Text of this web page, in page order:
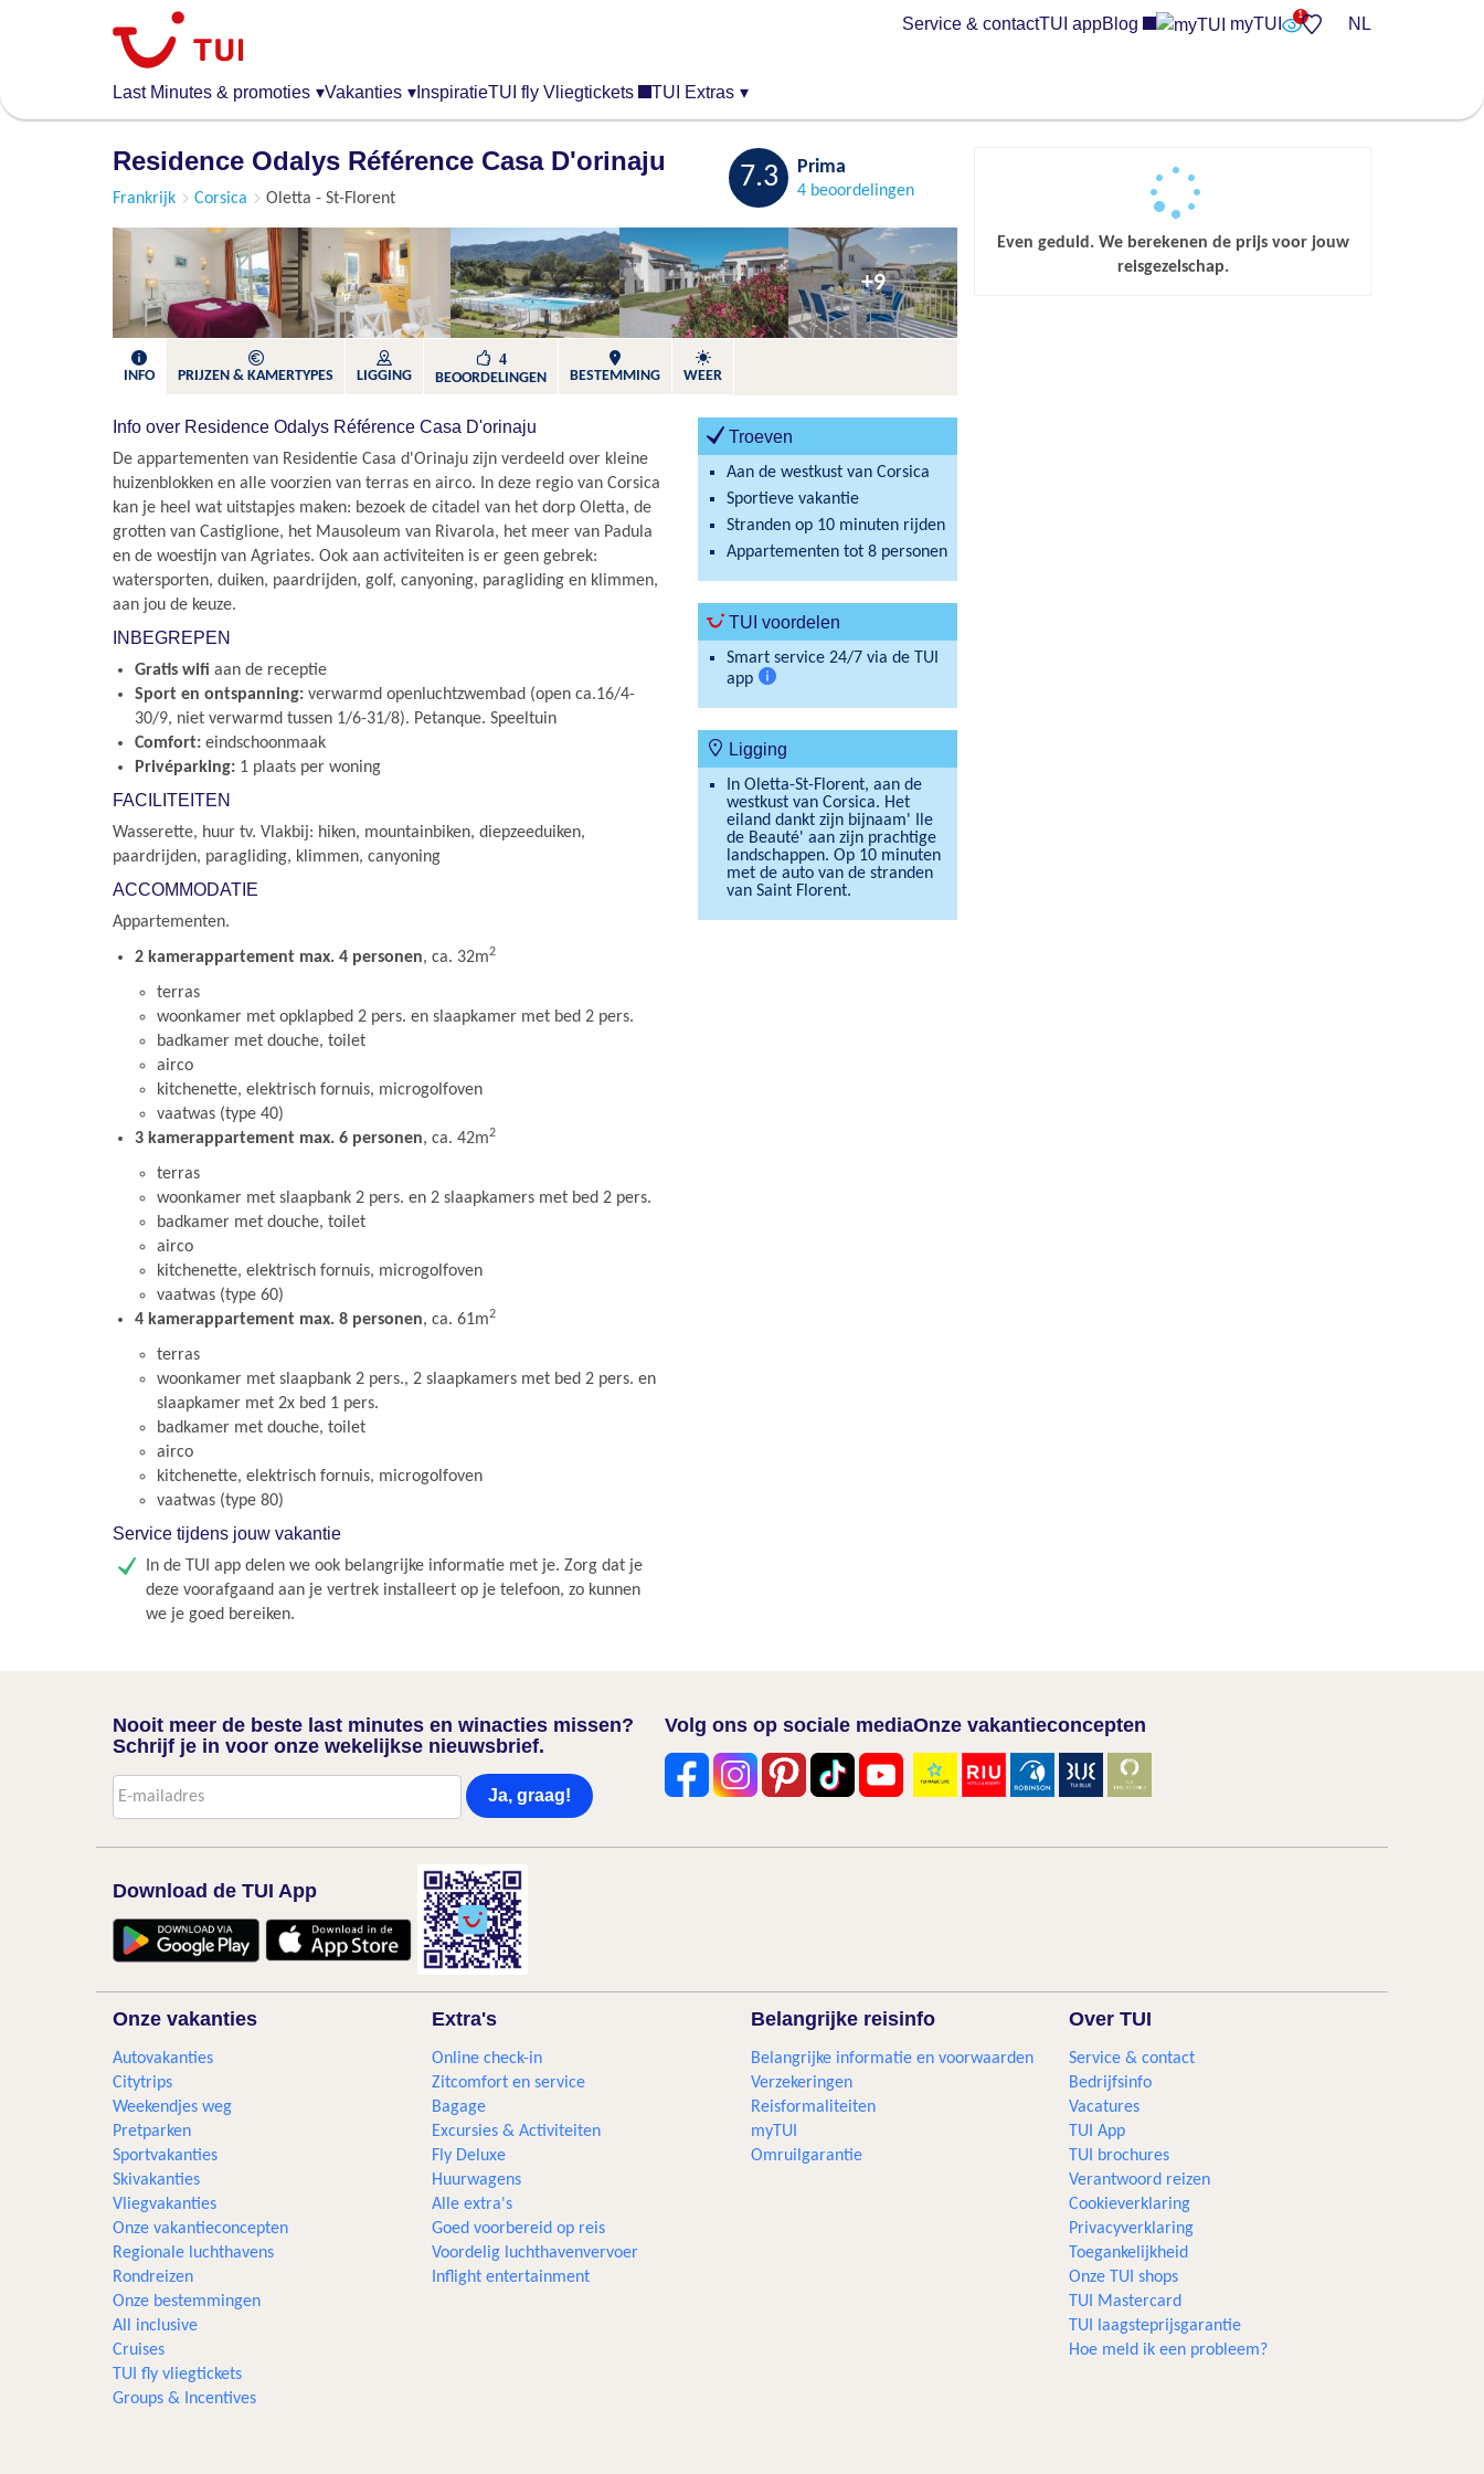
algemene
Last Minutes & promoties ▾Vakanties ▾ InspiratieTUI fly Vliegtickets TUI Extras ▾
Service & contactTUI appBlog myTUI NL
Residence Odalys Référence Casa D'orinaju
Frankrijk Corsica Oletta - St-Florent
7.3 Prima
4 beoordelingen
+9
INFO PRIJZEN & KAMERTYPES LIGGING
4
BEOORDELINGEN
BESTEMMING WEER
Info over Residence Odalys Référence Casa D'orinaju
De appartementen van Residentie Casa d'Orinaju zijn verdeeld over kleine
huizenblokken en alle voorzien van terras en airco. In deze regio van Corsica
kan je heel wat uitstapjes maken: bezoek de citadel van het dorp Oletta, de
grotten van Castiglione, het Mausoleum van Rivarola, het meer van Padula
en de woestijn van Agriates. Ook aan activiteiten is er geen gebrek:
watersporten, duiken, paardrijden, golf, canyoning, paragliding en klimmen,
aan jou de keuze.
INBEGREPEN
Gratis wifi aan de receptie
Sport en ontspanning: verwarmd openluchtzwembad (open ca.16/4-
30/9, niet verwarmd tussen 1/6-31/8). Petanque. Speeltuin
Comfort: eindschoonmaak
Privéparking: 1 plaats per woning
FACILITEITEN
Wasserette, huur tv. Vlakbij: hiken, mountainbiken, diepzeeduiken,
paardrijden, paragliding, klimmen, canyoning
ACCOMMODATIE
Appartementen.
2 kamerappartement max. 4 personen, ca. 32m2
terras
woonkamer met opklapbed 2 pers. en slaapkamer met bed 2 pers.
badkamer met douche, toilet
airco
kitchenette, elektrisch fornuis, microgolfoven
vaatwas (type 40)
3 kamerappartement max. 6 personen, ca. 42m2
terras
woonkamer met slaapbank 2 pers. en 2 slaapkamers met bed 2 pers.
badkamer met douche, toilet
airco
kitchenette, elektrisch fornuis, microgolfoven
vaatwas (type 60)
4 kamerappartement max. 8 personen, ca. 61m2
terras
woonkamer met slaapbank 2 pers., 2 slaapkamers met bed 2 pers. en
slaapkamer met 2x bed 1 pers.
badkamer met douche, toilet
airco
kitchenette, elektrisch fornuis, microgolfoven
vaatwas (type 80)
Service tijdens jouw vakantie
In de TUI app delen we ook belangrijke informatie met je. Zorg dat je
deze voorafgaand aan je vertrek installeert op je telefoon, zo kunnen
we je goed bereiken.
Troeven
Aan de westkust van Corsica
Sportieve vakantie
Stranden op 10 minuten rijden
Appartementen tot 8 personen
TUI voordelen
Smart service 24/7 via de TUI
app
Ligging
In Oletta-St-Florent, aan de
westkust van Corsica. Het
eiland dankt zijn bijnaam' Ile
de Beauté' aan zijn prachtige
landschappen. Op 10 minuten
met de auto van de stranden
van Saint Florent.
Even geduld. We berekenen de prijs voor jouw
reisgezelschap.
Nooit meer de beste last minutes en winacties missen?
Schrijf je in voor onze wekelijkse nieuwsbrief.
Ja, graag!
Volg ons op sociale mediaOnze vakantieconcepten
Download de TUI App
Onze vakanties
Autovakanties
Citytrips
Weekendjes weg
Pretparken
Sportvakanties
Skivakanties
Vliegvakanties
Onze vakantieconcepten
Regionale luchthavens
Rondreizen
Onze bestemmingen
All inclusive
Cruises
TUI fly vliegtickets
Groups & Incentives
Extra's
Online check-in
Zitcomfort en service
Bagage
Excursies & Activiteiten
Fly Deluxe
Huurwagens
Alle extra's
Goed voorbereid op reis
Voordelig luchthavenvervoer
Inflight entertainment
Belangrijke reisinfo
Belangrijke informatie en voorwaarden
Verzekeringen
Reisformaliteiten
myTUI
Omruilgarantie
Over TUI
Service & contact
Bedrijfsinfo
Vacatures
TUI App
TUI brochures
Verantwoord reizen
Cookieverklaring
Privacyverklaring
Toegankelijkheid
Onze TUI shops
TUI Mastercard
TUI laagsteprijsgarantie
Hoe meld ik een probleem?